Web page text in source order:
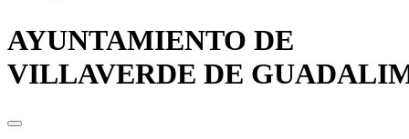
AYUNTAMIENTO DE
VILLAVERDE DE